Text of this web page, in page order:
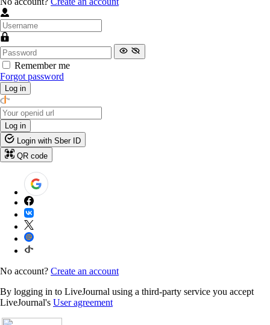
Remember me
Forgot password
Log in
Log in
Login with Sber ID
QR code
No account? Create an account
By logging in to LiveJournal using a third-party service you accept
LiveJournal's User agreement